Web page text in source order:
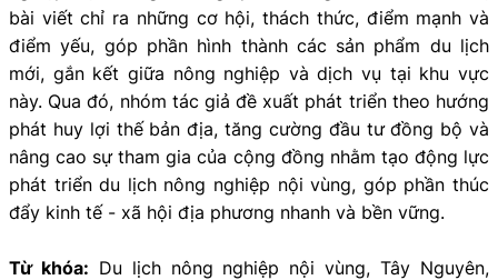
bài viết chỉ ra những cơ hội, thách thức, điểm mạnh và
điểm yếu, góp phần hình thành các sản phẩm du lịch
mới, gắn kết giữa nông nghiệp và dịch vụ tại khu vực
này. Qua đó, nhóm tác giả đề xuất phát triển theo hướng
phát huy lợi thế bản địa, tăng cường đầu tư đồng bộ và
nâng cao sự tham gia của cộng đồng nhằm tạo động lực
phát triển du lịch nông nghiệp nội vùng, góp phần thúc
đẩy kinh tế - xã hội địa phương nhanh và bền vững.
Từ khóa: Du lịch nông nghiệp nội vùng, Tây Nguyên,